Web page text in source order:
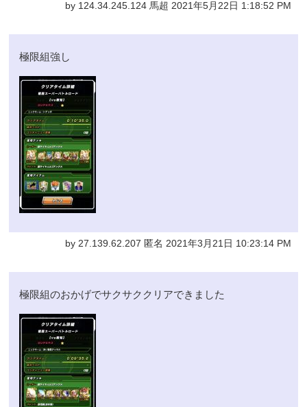
by 124.34.245.124 馬超 2021年5月22日 1:18:52 PM
極限組強し
by 27.139.62.207 匿名 2021年3月21日 10:23:14 PM
極限組のおかげでサクサククリアできました